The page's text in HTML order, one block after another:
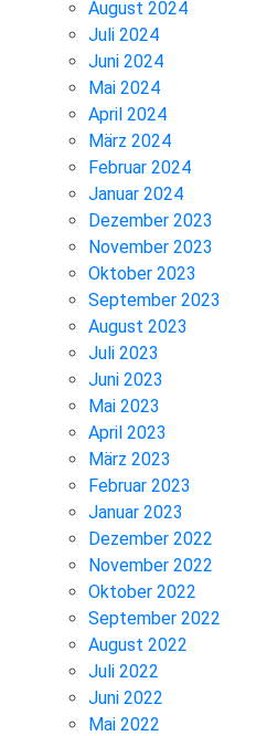
August 2024
Juli 2024
Juni 2024
Mai 2024
April 2024
März 2024
Februar 2024
Januar 2024
Dezember 2023
November 2023
Oktober 2023
September 2023
August 2023
Juli 2023
Juni 2023
Mai 2023
April 2023
März 2023
Februar 2023
Januar 2023
Dezember 2022
November 2022
Oktober 2022
September 2022
August 2022
Juli 2022
Juni 2022
Mai 2022